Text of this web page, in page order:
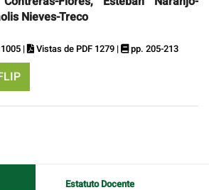
Nieves-Treco
| Vistas de PDF 1279 | pp. 205-213
Estatuto Docente